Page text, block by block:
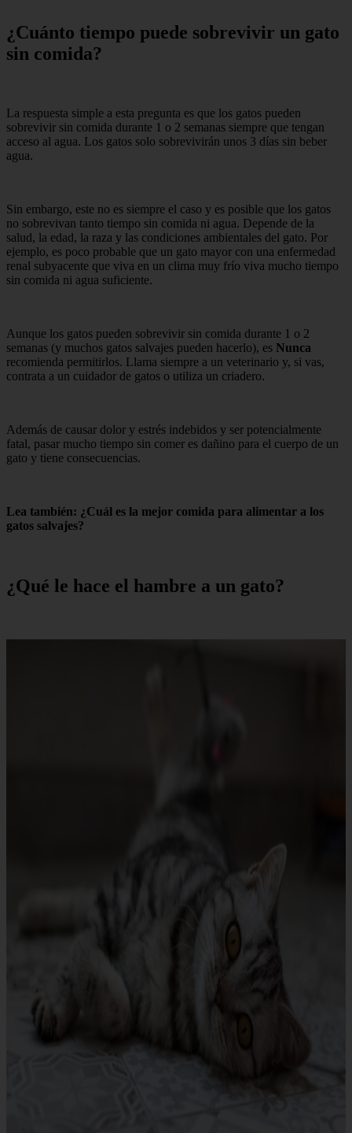
¿Cuánto tiempo puede sobrevivir un gato
sin comida?
La respuesta simple a esta pregunta es que los gatos pueden
sobrevivir sin comida durante 1 o 2 semanas siempre que tengan
acceso al agua. Los gatos solo sobrevivirán unos 3 días sin beber
agua.
Sin embargo, este no es siempre el caso y es posible que los gatos
no sobrevivan tanto tiempo sin comida ni agua. Depende de la
salud, la edad, la raza y las condiciones ambientales del gato. Por
ejemplo, es poco probable que un gato mayor con una enfermedad
renal subyacente que viva en un clima muy frío viva mucho tiempo
sin comida ni agua suficiente.
Aunque los gatos pueden sobrevivir sin comida durante 1 o 2
semanas (y muchos gatos salvajes pueden hacerlo), es Nunca
recomienda permitirlos. Llama siempre a un veterinario y, si vas,
contrata a un cuidador de gatos o utiliza un criadero.
Además de causar dolor y estrés indebidos y ser potencialmente
fatal, pasar mucho tiempo sin comer es dañino para el cuerpo de un
gato y tiene consecuencias.
Lea también: ¿Cuál es la mejor comida para alimentar a los
gatos salvajes?
¿Qué le hace el hambre a un gato?